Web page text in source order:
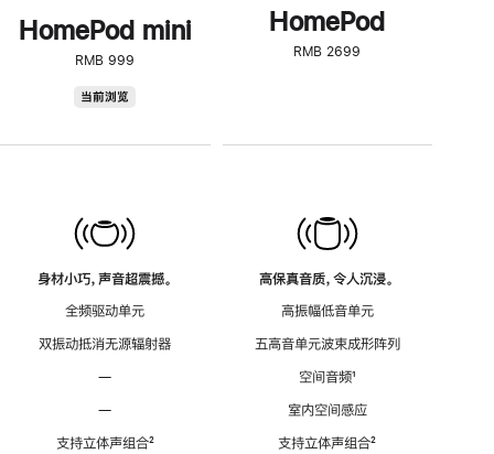
HomePod mini
RMB 999
当前浏览
身材小巧，声音超震撼。
全频驱动单元
双振动抵消无源辐射器
—
—
支持立体声组合脚
²
HomePod
RMB 2699
高保真音质，令人沉浸。
高振幅低音单元
五高音单元波束成形阵列
空间音频脚
¹
室内空间感应
支持立体声组合脚
²